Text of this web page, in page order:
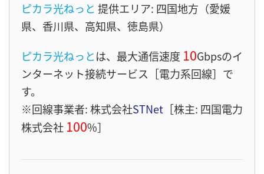
ピカラ光ねっと 提供エリア: 四国地方（愛媛
県、香川県、高知県、徳島県）
ピカラ光ねっとは、最大通信速度 10Gbpsのイ
ンターネット接続サービス［電力系回線］ で
す。
※回線事業者: 株式会社STNet ［株主: 四国電力
株式会社 100%］